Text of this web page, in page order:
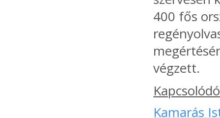
400 fős
végzett.
Kamarás